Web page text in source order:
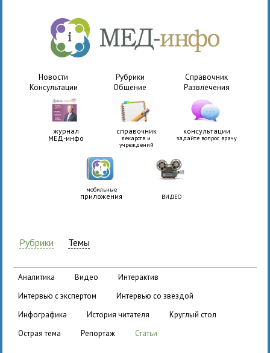
Новости Рубрики
Справочник
Консультации
Общение Развлечения
журнал
МЕД-инфо
справочник
лекарств и
учреждений
консультации
задайте вопрос врачу
мобильные
приложения ВИДЕО
Рубрики Темы
аналитика видео
интерактив
интервью с экспертом
интервью со звездой
инфографика
история читателя
круглый стол
острая тема
репортаж статьи